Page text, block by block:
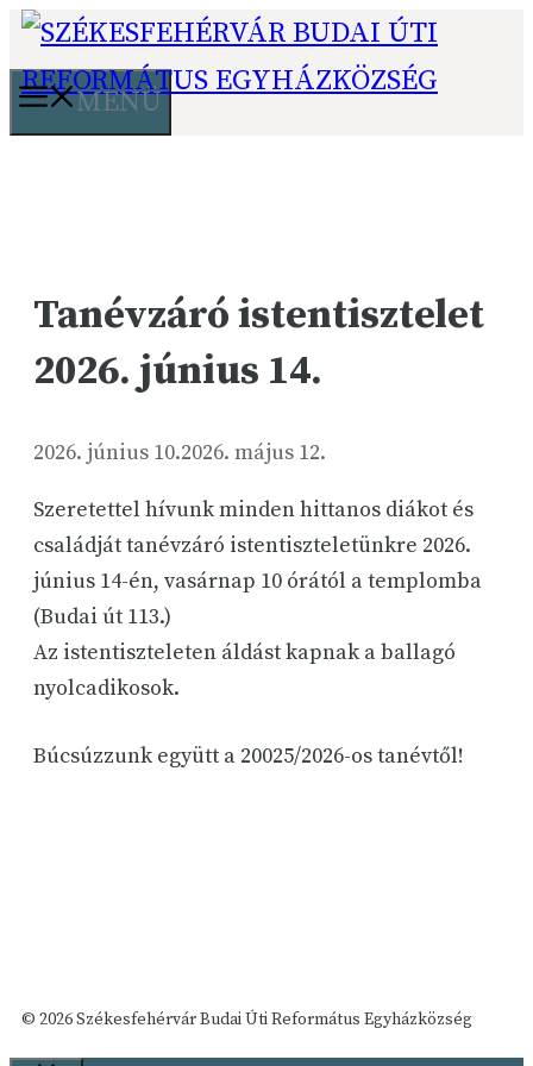
Kilépés
tartalombaMENÜ
Tanévzáró istentisztelet
2026. június 14.
2026. június 10.2026. május 12.
Szeretettel hívunk minden hittanos diákot és
családját tanévzáró istentiszteletünkre 2026.
június 14-én, vasárnap 10 órától a templomba
(Budai út 113.)
Az istentiszteleten áldást kapnak a ballagó
nyolcadikosok.
Búcsúzzunk együtt a 20025/2026-os tanévtől!
© 2026 Székesfehérvár Budai Úti Református Egyházközség